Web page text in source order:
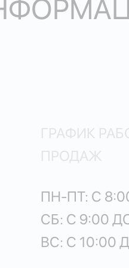
ГРАФИК
ПРОДАЖ
ПН-ПТ: С
СБ: С 9:00
ВС: С 10:00